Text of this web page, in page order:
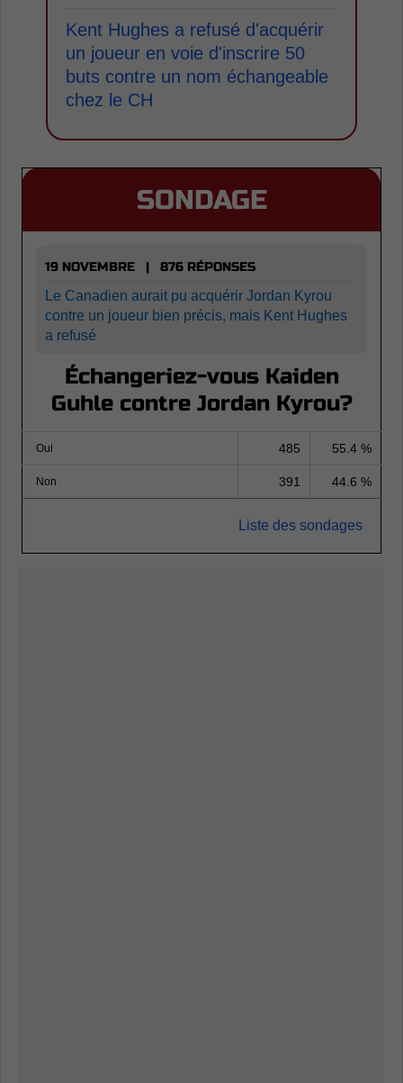
Kent Hughes a refusé d'acquérir
un joueur en voie d'inscrire 50
buts contre un nom échangeable
chez le CH
SONDAGE
19 NOVEMBRE | 876 RÉPONSES
Le Canadien aurait pu acquérir Jordan Kyrou
contre un joueur bien précis, mais Kent Hughes
a refusé
Échangeriez-vous Kaiden
Guhle contre Jordan Kyrou?
Oui 485 55.4 %
Non 391 44.6 %
Liste des sondages